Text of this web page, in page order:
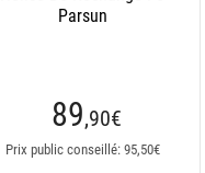
Parsun
89,90€
Prix public conseillé: 95,50€